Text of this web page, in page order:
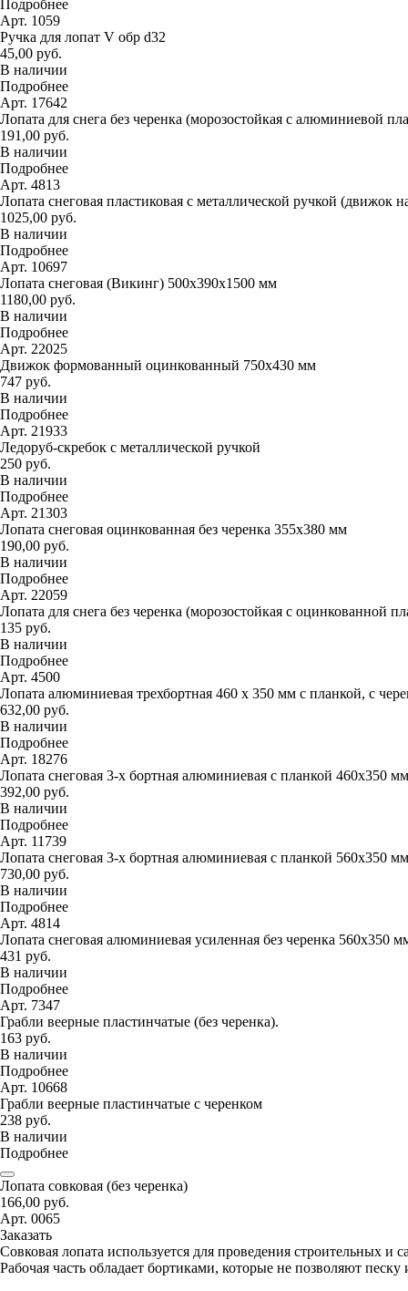
Подробнее
Арт. 1059
Ручка для лопат V обр d32
45,00 руб.
В наличии
Подробнее
Арт. 17642
Лопата для снега без черенка (морозостойкая с алюминиевой
191,00 руб.
В наличии
Подробнее
Арт. 4813
Лопата снеговая пластиковая с металлической ручкой (движок
1025,00 руб.
В наличии
Подробнее
Арт. 10697
Лопата снеговая (Викинг) 500х390х1500 мм
1180,00 руб.
В наличии
Подробнее
Арт. 22025
Движок формованный оцинкованный 750х430 мм
747 руб.
В наличии
Подробнее
Арт. 21933
Ледоруб-скребок с металлической ручкой
250 руб.
В наличии
Подробнее
Арт. 21303
Лопата снеговая оцинкованная без черенка 355х380 мм
190,00 руб.
В наличии
Подробнее
Арт. 22059
Лопата для снега без черенка (морозостойкая с оцинкованной
135 руб.
В наличии
Подробнее
Арт. 4500
Лопата алюминиевая трехбортная 460 х 350 мм с планкой, с
632,00 руб.
В наличии
Подробнее
Арт. 18276
Лопата снеговая 3-х бортная алюминиевая с планкой 460х350 мм
392,00 руб.
В наличии
Подробнее
Арт. 11739
Лопата снеговая 3-х бортная алюминиевая с планкой 560х350 мм
730,00 руб.
В наличии
Подробнее
Арт. 4814
Лопата снеговая алюминиевая усиленная без черенка 560х350
431 руб.
В наличии
Подробнее
Арт. 7347
Грабли веерные пластинчатые (без черенка).
163 руб.
В наличии
Подробнее
Арт. 10668
Грабли веерные пластинчатые с черенком
238 руб.
В наличии
Подробнее
Лопата совковая (без черенка)
166,00 руб.
Арт. 0065
Заказать
Совковая лопата используется для проведения строительных и
Рабочая часть обладает бортиками, которые не позволяют